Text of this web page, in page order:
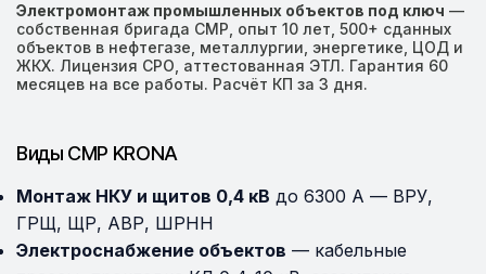
Электромонтаж промышленных объектов под ключ —
собственная бригада СМР, опыт 10 лет, 500+ сданных
объектов в нефтегазе, металлургии, энергетике, ЦОД и
ЖКХ. Лицензия СРО, аттестованная ЭТЛ. Гарантия 60
месяцев на все работы. Расчёт КП за 3 дня.
Виды СМР KRONA
Монтаж НКУ и щитов 0,4 кВ до 6300 А — ВРУ,
ГРЩ, ЩР, АВР, ШРНН
Электроснабжение объектов — кабельные